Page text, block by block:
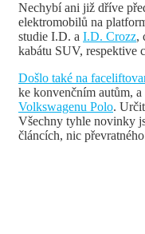
Nechybí ani již dříve
elektromobilů na
studie I.D. a I.D. Crozz,
kabátu SUV, respektive
Došlo také na
ke konvenčním autům, a
Volkswagenu Polo.
Všechny tyhle novinky
článcích, nic